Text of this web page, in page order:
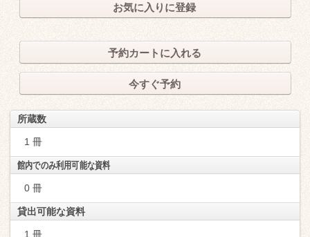
お気に入りに登録
予約カートに入れる
今すぐ予約
所蔵数
1 冊
館内でのみ利用可能な資料
0 冊
貸出可能な資料
1 冊